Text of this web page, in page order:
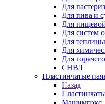
Для
Для пива и
Для
Для систем
Для теплицы
Для
Для
СНВЛ
Пластинчатые
Назад
Машимпэкс